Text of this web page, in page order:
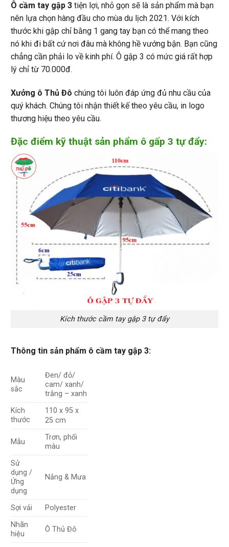
Ô cầm tay gập 3 tiện lợi, nhỏ gọn sẽ là sản phẩm mà bạn
nên lựa chọn hàng đầu cho mùa du lịch 2021. Với kích
thước khi gập chỉ bằng 1 gang tay bạn có thể mang theo
nó khi đi bất cứ nơi đâu mà không hề vướng bận. Bạn cũng
chẳng cần phải lo về kinh phí. Ô gập 3 có mức giá rất hợp
lý chỉ từ 70.000đ.
Xưởng ô Thủ Đô chúng tôi luôn đáp ứng đủ nhu cầu của
quý khách. Chúng tôi nhận thiết kế theo yêu cầu, in logo
thương hiệu theo yêu cầu.
Đặc điểm kỹ thuật sản phẩm ô gấp 3 tự đẩy:
Kích thước cầm tay gập 3 tự đẩy
Thông tin sản phẩm ô cầm tay gập 3:
Màu
sắc
Đen/ đỏ/
cam/ xanh/
trắng – xanh
Kích
thước
110 x 95 x
25 cm
Mẫu
Trơn, phối
màu
Sử
dụng /
Ứng
dụng
Nắng & Mưa
Sợi vải
Polyester
Nhãn
hiệu
Ô Thủ Đô